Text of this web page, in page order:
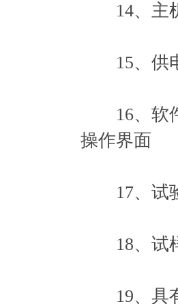
14、主机
15、供电
16、软件
操作界面
17、试验
18、试样
19、具有